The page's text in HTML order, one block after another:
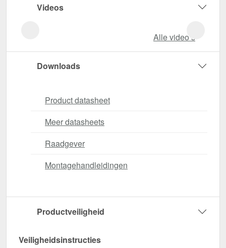
Videos
Alle video‘s
Downloads
Product datasheet
Meer datasheets
Raadgever
Montagehandleidingen
Productveiligheid
Veiligheidsinstructies